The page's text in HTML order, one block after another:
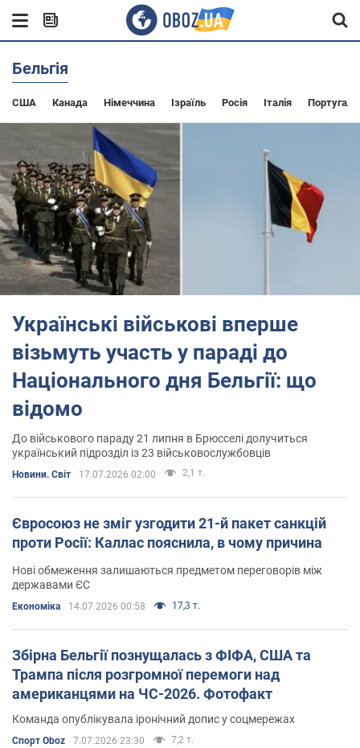
Бельгія
США Канада Німеччина Ізраїль Росія Італія Португалія
Українські військові вперше
візьмуть участь у параді до
Національного дня Бельгії: що
відомо
До військового параду 21 липня в Брюсселі долучиться
український підрозділ із 23 військовослужбовців
Новини. Світ 17.07.2026 02:00 2,1 т.
Євросоюз не зміг узгодити 21-й пакет санкцій
проти Росії: Каллас пояснила, в чому причина
Нові обмеження залишаються предметом переговорів між
державами ЄС
Економіка 14.07.2026 00:58 17,3 т.
Збірна Бельгії познущалась з ФІФА, США та
Трампа після розгромної перемоги над
американцями на ЧС-2026. Фотофакт
Команда опублікувала іронічний допис у соцмережах
Спорт Oboz 7.07.2026 23:30 7,2 т.